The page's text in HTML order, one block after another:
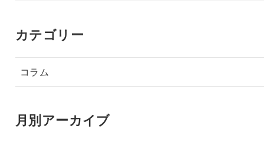
カテゴリー
コラム
月別アーカイブ